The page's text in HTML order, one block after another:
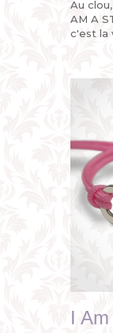
Au
AM A
c'est la
I